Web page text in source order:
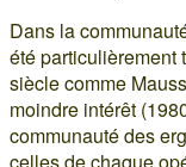
Dans la
été particulièrement
siècle comme
moindre intérêt
communauté des